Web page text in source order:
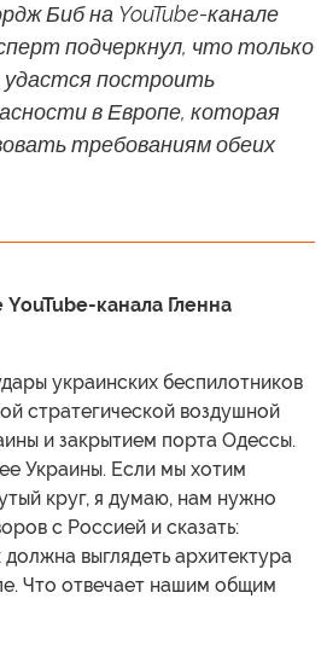
Биб на YouTube-канале
подчеркнул, что только
построить
в Европе, которая
требованиям обеих
канала Гленна
украинских беспилотников
стратегической воздушной
и закрытием порта Одессы.
Украины. Если мы хотим
круг, я думаю, нам нужно
с Россией и сказать:
выглядеть архитектура
Что отвечает нашим общим